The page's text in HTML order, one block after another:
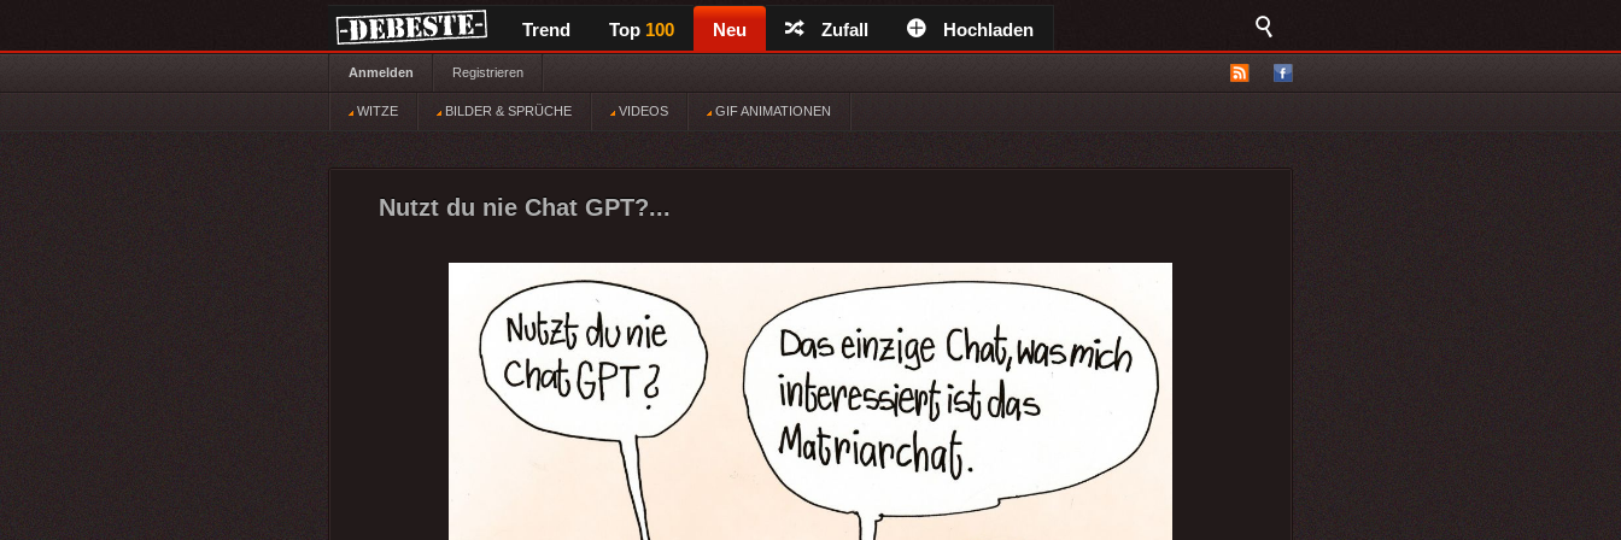
Trend Top 100 Neu Zufall Hochladen
Anmelden Registrieren
WITZE BILDER & SPRÜCHE VIDEOS GIF ANIMATIONEN
Nutzt du nie Chat GPT?...